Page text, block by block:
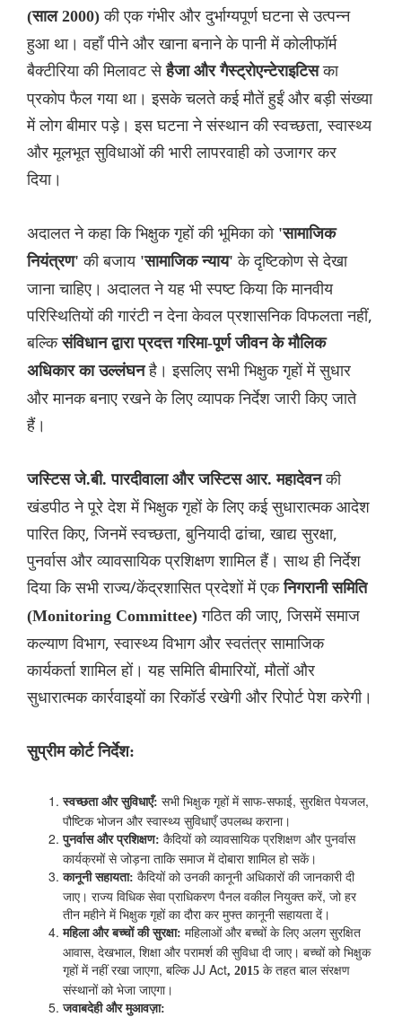
(साल 2000) की एक गंभीर और दुर्भाग्यपूर्ण घटना से उत्पन्न
हुआ था। वहाँ पीने और खाना बनाने के पानी में कोलीफॉर्म
बैक्टीरिया की मिलावट सेहैजा और गैस्ट्रोएन्टेराइटिसका
प्रकोप फैल गया था। इसके चलते कई मौतें हुईं और बड़ी संख्या
में लोग बीमार पड़े। इस घटना ने संस्थान की स्वच्छता, स्वास्थ्य
और मूलभूत सुविधाओं की भारी लापरवाही को उजागर कर
दिया।
अदालत ने कहा कि भिक्षुक गृहों की भूमिका को 'सामाजिक
नियंत्रण' की बजाय 'सामाजिक न्याय' के दृष्टिकोण से देखा
जाना चाहिए। अदालत ने यह भी स्पष्ट किया कि मानवीय
परिस्थितियों की गारंटी न देना केवल प्रशासनिक विफलता नहीं,
बल्किसंविधान द्वारा प्रदत्त गरिमा-पूर्ण जीवन के मौलिक
अधिकार का उल्लंघनहै। इसलिए सभी भिक्षुक गृहों में सुधार
और मानक बनाए रखने के लिए व्यापक निर्देश जारी किए जाते
हैं।
जस्टिस जे.बी. पारदीवाला और जस्टिस आर. महादेवनकी
खंडपीठ ने पूरे देश में भिक्षुक गृहों के लिए कई सुधारात्मक आदेश
पारित किए, जिनमें स्वच्छता, बुनियादी ढांचा, खाद्य सुरक्षा,
पुनर्वास और व्यावसायिक प्रशिक्षण शामिल हैं। साथ ही निर्देश
दिया कि सभी राज्य/केंद्रशासित प्रदेशों में एकनिगरानी समिति
(Monitoring Committee) गठित की जाए, जिसमें समाज
कल्याण विभाग, स्वास्थ्य विभाग और स्वतंत्र सामाजिक
कार्यकर्ता शामिल हों। यह समिति बीमारियों, मौतों और
सुधारात्मक कार्रवाइयों का रिकॉर्ड रखेगी और रिपोर्ट पेश करेगी।
सुप्रीम कोर्ट निर्देश:
स्वच्छता और सुविधाएँ: सभी भिक्षुक गृहों में साफ-सफाई, सुरक्षित पेयजल,
पौष्टिक भोजन और स्वास्थ्य सुविधाएँ उपलब्ध कराना।
पुनर्वास और प्रशिक्षण: कैदियों को व्यावसायिक प्रशिक्षण और पुनर्वास
कार्यक्रमों से जोड़ना ताकि समाज में दोबारा शामिल हो सकें।
कानूनी सहायता: कैदियों को उनकी कानूनी अधिकारों की जानकारी दी
जाए। राज्य विधिक सेवा प्राधिकरण पैनल वकील नियुक्त करें, जो हर
तीन महीने में भिक्षुक गृहों का दौरा कर मुफ्त कानूनी सहायता दें।
महिला और बच्चों की सुरक्षा: महिलाओं और बच्चों के लिए अलग सुरक्षित
आवास, देखभाल, शिक्षा और परामर्श की सुविधा दी जाए। बच्चों को भिक्षुक
गृहों में नहीं रखा जाएगा, बल्कि JJ Act, 2015 के तहत बाल संरक्षण
संस्थानों को भेजा जाएगा।
जवाबदेही और मुआवज़ा: